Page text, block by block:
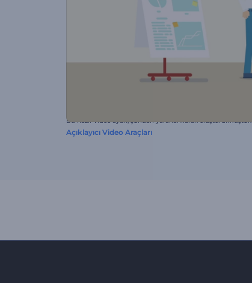
Bu hazır video ayarı, şundan yararlanılarak oluşturulmuştur:
Açıklayıcı Video Araçları